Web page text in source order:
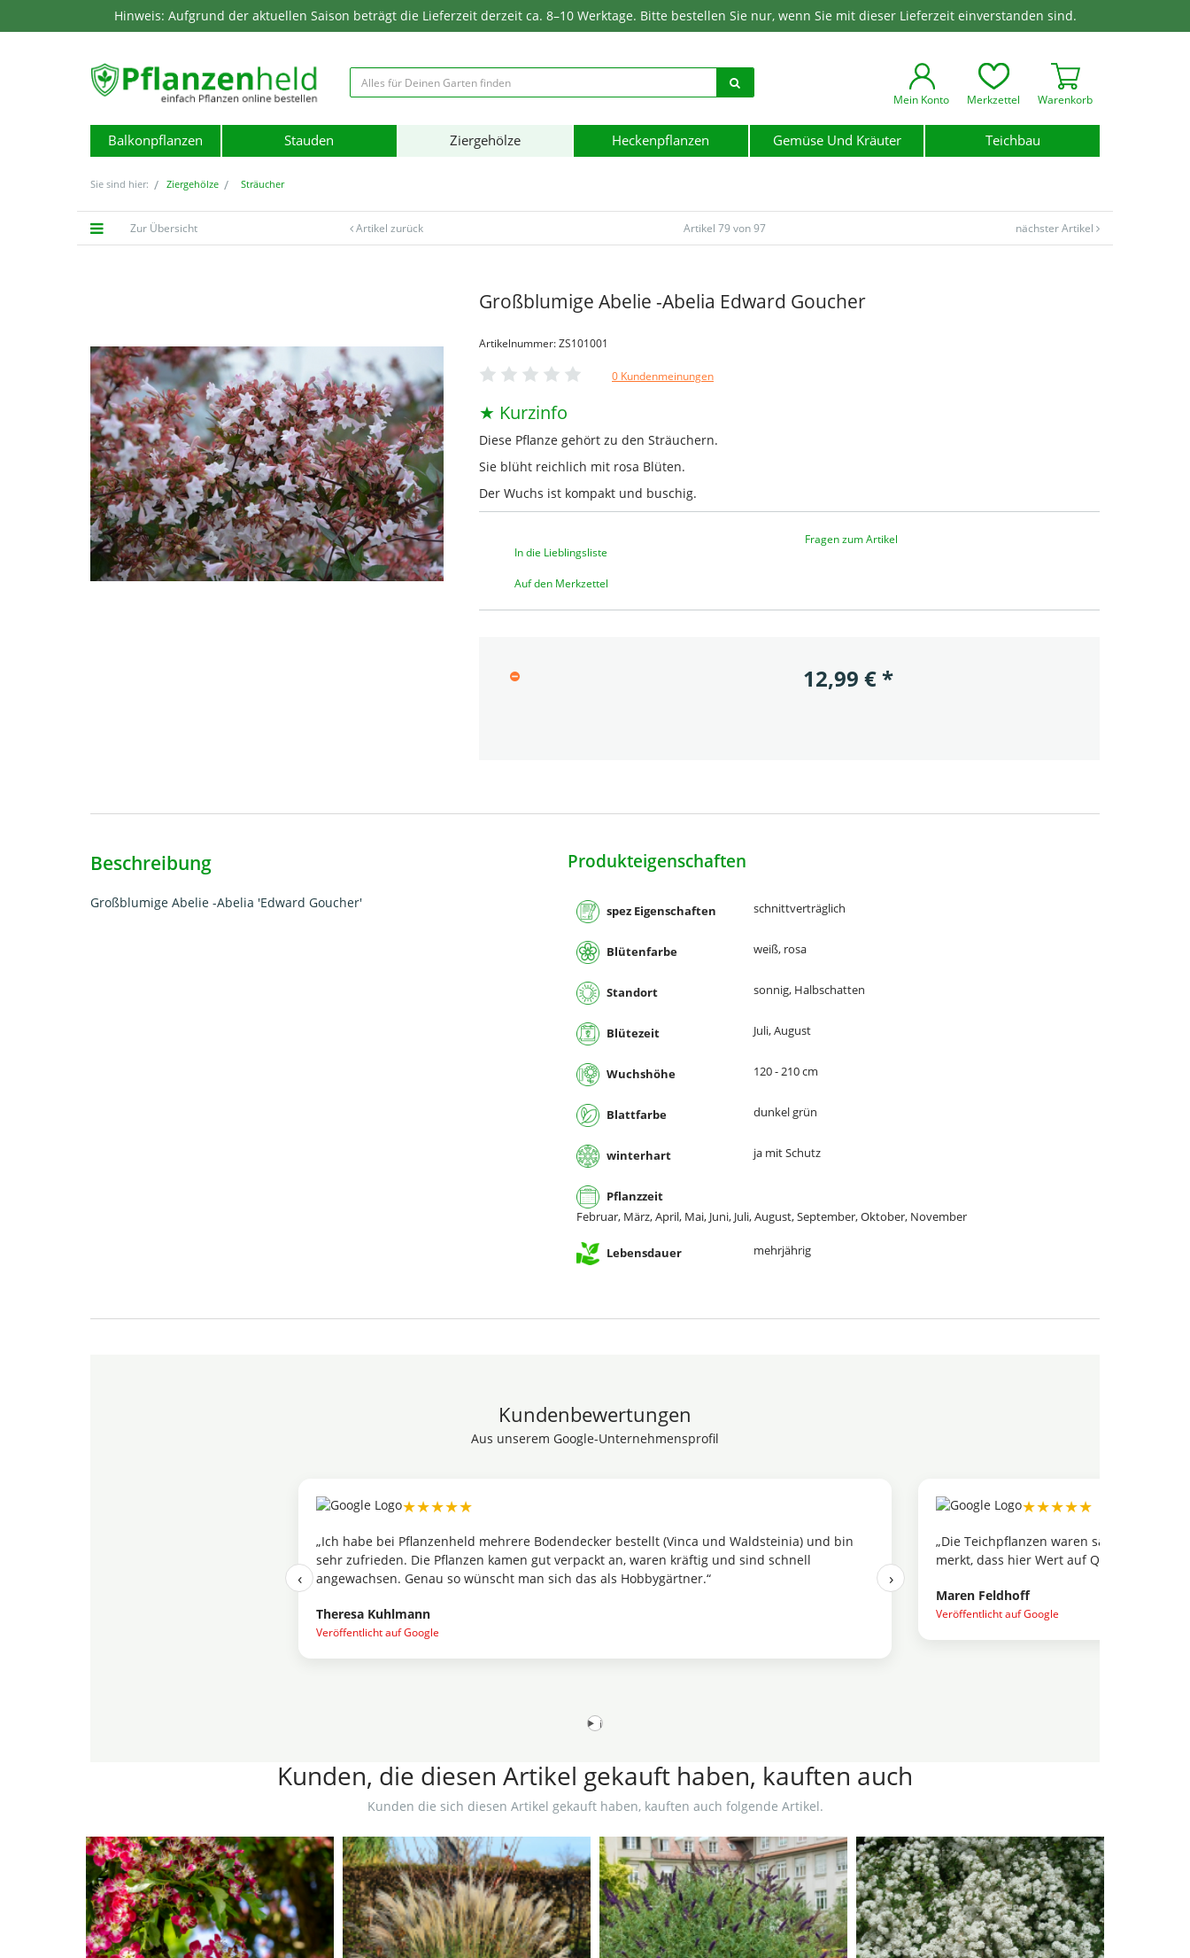
Hinweis: Aufgrund der aktuellen Saison beträgt die Lieferzeit derzeit ca. 8–10 Werktage. Bitte bestellen Sie nur, wenn Sie mit dieser Lieferzeit einverstanden sind.
Mein Konto Merkzettel Warenkorb
Balkonpflanzen Stauden Ziergehölze Heckenpflanzen Gemüse Und Kräuter Teichbau
Sie sind hier: Ziergehölze Sträucher
Zur Übersicht Artikel zurück Artikel 79 von 97 nächster Artikel
Großblumige Abelie -Abelia Edward Goucher
Artikelnummer: ZS101001
0 Kundenmeinungen
★ Kurzinfo
Diese Pflanze gehört zu den Sträuchern.
Sie blüht reichlich mit rosa Blüten.
Der Wuchs ist kompakt und buschig.
In die Lieblingsliste
Auf den Merkzettel
Fragen zum Artikel
12,99 €*
Beschreibung
Großblumige Abelie -Abelia 'Edward Goucher'
Produkteigenschaften
spez Eigenschaften schnittverträglich
Blütenfarbe weiß, rosa
Standort sonnig, Halbschatten
Blütezeit Juli, August
Wuchshöhe 120 - 210 cm
Blattfarbe dunkel grün
winterhart ja mit Schutz
Pflanzzeit
Februar, März, April, Mai, Juni, Juli, August, September, Oktober, November
Lebensdauer mehrjährig
Kundenbewertungen
Aus unserem Google-Unternehmensprofil
★★★★★
„Ich habe bei Pflanzenheld mehrere Bodendecker bestellt (Vinca und Waldsteinia) und bin
sehr zufrieden. Die Pflanzen kamen gut verpackt an, waren kräftig und sind schnell
angewachsen. Genau so wünscht man sich das als Hobbygärtner.“
Theresa Kuhlmann
Veröffentlicht auf Google
★★★★★
„Die Teichpflanzen waren sauber
merkt, dass hier Wert auf Qualität gelegt
Maren Feldhoff
Veröffentlicht auf Google
‹ ›
i
Kunden, die diesen Artikel gekauft haben, kauften auch
Kunden die sich diesen Artikel gekauft haben, kauften auch folgende Artikel.